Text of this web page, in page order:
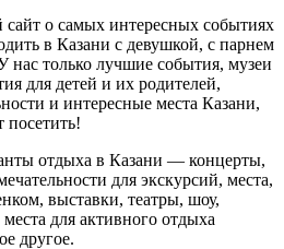
о самых интересных событиях
в Казани с девушкой, с парнем
только лучшие события, музеи
для детей и их родителей,
и интересные места Казани,
посетить!
отдыха в Казани — концерты,
для экскурсий, места,
выставки, театры, шоу,
для активного отдыха
другое.